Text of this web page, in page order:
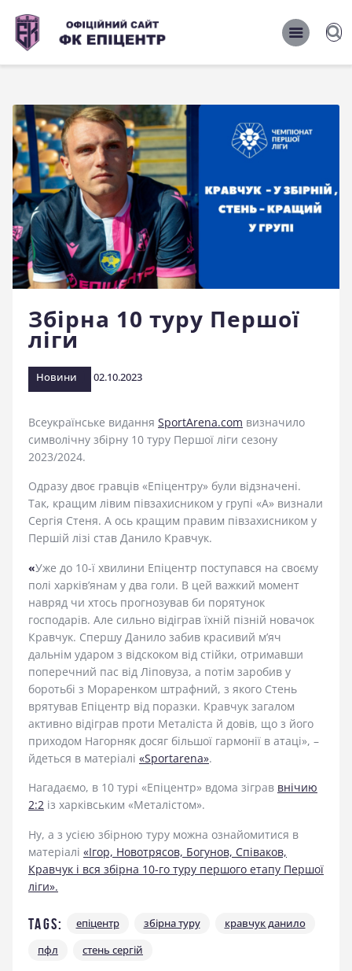
ОФІЦІЙНИЙ САЙТ ФК ЕПІЦЕНТР
ОФІЦІЙНИЙ САЙТ ФК ЕПІЦЕНТР
Головна
Новини
Команда
Матчі 2026/2027
Фото
Історія
Клуб
Фан-шоп
Правила поведінки на
стадіоні
Збірна 10 туру Першої
ліги
Новини 02.10.2023
Всеукраїнське видання SportArena.com визначило
символічну збірну 10 туру Першої ліги сезону
2023/2024.
Одразу двоє гравців «Епіцентру» були відзначені.
Так, кращим лівим півзахисником у групі «А» визнали
Сергія Стеня. А ось кращим правим півзахисником у
Першій лізі став Данило Кравчук.
«Уже до 10-ї хвилини Епіцентр поступався на своєму
полі харків’янам у два голи. В цей важкий момент
навряд чи хтось прогнозував би порятунок
господарів. Але сильно відіграв їхній пізній новачок
Кравчук. Спершу Данило забив красивий м’яч
дальнім ударом з відскоком від стійки, отримавши
поперечний пас від Ліповуза, а потім заробив у
боротьбі з Мораренком штрафний, з якого Стень
врятував Епіцентр від поразки. Кравчук загалом
активно відіграв проти Металіста й довів, що з його
приходом Нагорняк досяг більшої гармонії в атаці», –
йдеться в матеріалі «Sportarena».
Нагадаємо, в 10 турі «Епіцентр» вдома зіграв внічию
2:2 із харківським «Металістом».
Ну, а з усією збірною туру можна ознайомитися в
матеріалі «Ігор, Новотрясов, Богунов, Співаков,
Кравчук і вся збірна 10-го туру першого етапу Першої
ліги».
Tags: епіцентр збірна туру
кравчук данило
пфл
стень сергій